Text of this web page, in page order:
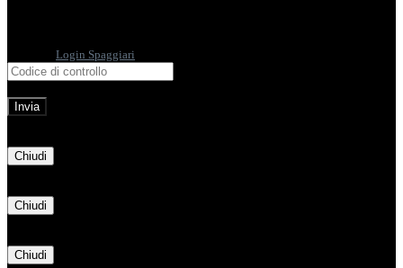
Login Spaggiari
Chiudi
Chiudi
Chiudi